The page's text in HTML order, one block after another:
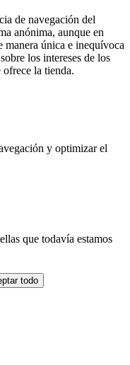
de navegación del
anónima, aunque en
manera única e inequívoca
los intereses de los
la tienda.
y optimizar el
que todavía estamos
todo